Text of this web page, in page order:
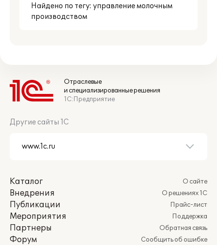
Найдено по тегу: управление молочным
производством
Отраслевые
и специализированные решения
1С:Предприятие
Другие сайты 1С
Каталог
Внедрения
Публикации
Мероприятия
Партнеры
Форум
О сайте
О решениях 1С
Прайс-лист
Поддержка
Обратная связь
Сообщить об ошибке